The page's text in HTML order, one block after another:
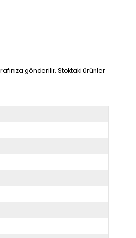
gönderilir. Stoktaki ürünler